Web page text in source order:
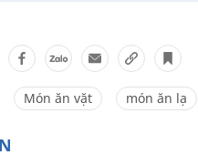
Món ăn vặt món ăn lạ